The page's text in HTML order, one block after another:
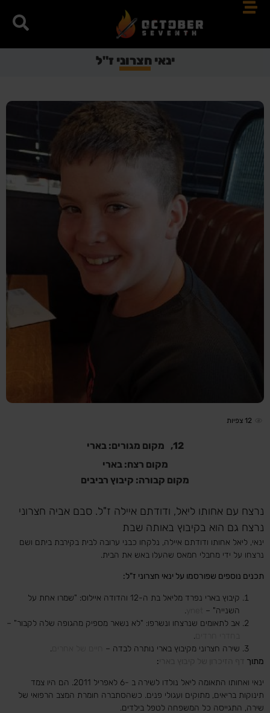
ינאי חצרוני ז"ל
12 צפיות
12,
מקום מגורים: בארי
מקום רצח: בארי
מקום קבורה: קיבוץ רביבים
נרצח עם אחותו ליאל, ודודתם איילה ז"ל. סבם אביה חצרוני
נרצח גם הוא בקיבוץ באותה שבת
ינאי, ליאל אחותו ודודתם איילה, נלקחו כבני ערובה לבית בקירבת ביתם ושם
נרצחו על ידי מחבלי חמאס שהעלו באש את הבית.
תכנים נוספים שפורסמו על ינאי חצרוני ז"ל:
קיבוץ בארי נפרד מליאל בת ה-12 והדודה איילוס: "שמרו אחת על
השנייה" –
.
אב לתאומים שנרצחו ונשרפו: "לא נשאר מספיק מהגופה שלה לקבור" –
.
שירה חצרוני מקיבוץ בארי נותרה לבדה –
.
מתוך
:
ינאי ואחותו התאומה ליאל נולדו לשירה ב -6 לאפריל 2011. הם היו צמד
תינוקות בריאים, מתוקים ועגולי פנים. כשהסתברה חומרת המצב הרפואי של
שירה, התגייסה כל המשפחה לטפל בילדים.